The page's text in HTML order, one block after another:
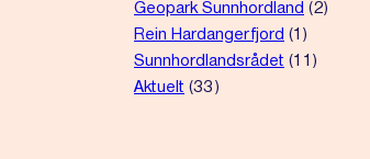
Geopark Sunnhordland (2)
Rein Hardangerfjord (1)
Sunnhordlandsrådet (11)
Aktuelt (33)